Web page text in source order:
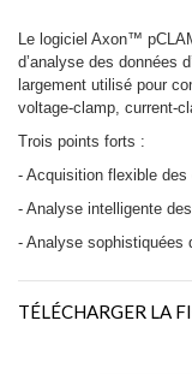
Le logiciel Axon™
d’analyse des données
largement utilisé pour
voltage-clamp, current-
Trois points forts :
- Acquisition flexible des
- Analyse intelligente
- Analyse sophistiquées
TÉLÉCHARGER LA